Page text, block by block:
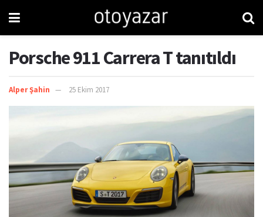
Porsche 911 Carrera T tanıtıldı
Alper Şahin 25 Ekim 2017